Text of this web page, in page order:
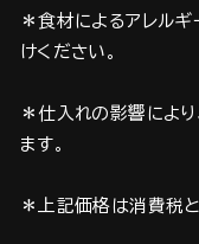
＊食材によるアレル
けください。
＊仕入れの影響によ
ます。
＊上記価格は消費税